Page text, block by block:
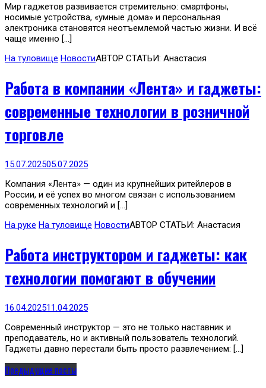
Мир гаджетов развивается стремительно: смартфоны,
носимые устройства, «умные дома» и персональная
электроника становятся неотъемлемой частью жизни. И всё
чаще именно […]
На туловище НовостиАВТОР СТАТЬИ: Анастасия
Работа в компании «Лента» и гаджеты:
современные технологии в розничной
торговле
15.07.202505.07.2025
Компания «Лента» — один из крупнейших ритейлеров в
России, и её успех во многом связан с использованием
современных технологий и […]
На руке На туловище НовостиАВТОР СТАТЬИ: Анастасия
Работа инструктором и гаджеты: как
технологии помогают в обучении
16.04.202511.04.2025
Современный инструктор — это не только наставник и
преподаватель, но и активный пользователь технологий.
Гаджеты давно перестали быть просто развлечением: […]
Предыдущие посты